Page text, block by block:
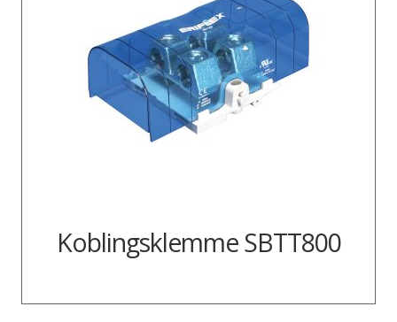
Koblingsklemme SBTT800